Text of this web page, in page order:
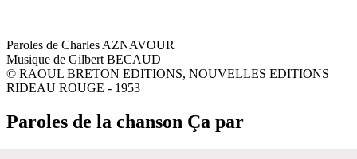
Paroles de Charles AZNAVOUR
Musique de Gilbert BECAUD
© RAOUL BRETON EDITIONS, NOUVELLES EDITIONS
RIDEAU ROUGE - 1953
Paroles de la chanson Ça par